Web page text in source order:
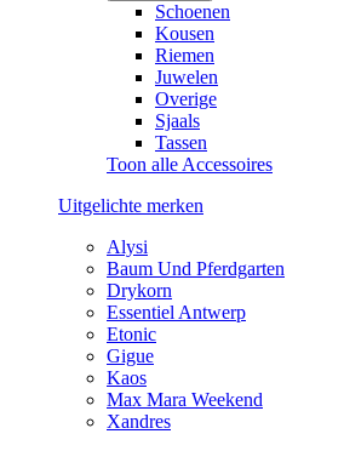
Schoenen
Kousen
Riemen
Juwelen
Overige
Sjaals
Tassen
Toon alle Accessoires
Uitgelichte merken
Alysi
Baum Und Pferdgarten
Drykorn
Essentiel Antwerp
Etonic
Gigue
Kaos
Max Mara Weekend
Xandres